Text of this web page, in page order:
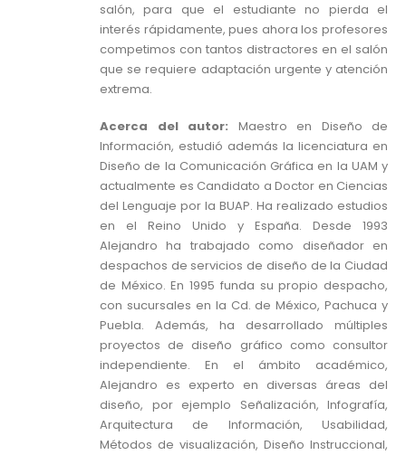
salón, para que el estudiante no pierda el
interés rápidamente, pues ahora los profesores
competimos con tantos distractores en el salón
que se requiere adaptación urgente y atención
extrema.
Acerca del autor: Maestro en Diseño de
Información, estudió además la licenciatura en
Diseño de la Comunicación Gráfica en la UAM y
actualmente es Candidato a Doctor en Ciencias
del Lenguaje por la BUAP. Ha realizado estudios
en el Reino Unido y España. Desde 1993
Alejandro ha trabajado como diseñador en
despachos de servicios de diseño de la Ciudad
de México. En 1995 funda su propio despacho,
con sucursales en la Cd. de México, Pachuca y
Puebla. Además, ha desarrollado múltiples
proyectos de diseño gráfico como consultor
independiente. En el ámbito académico,
Alejandro es experto en diversas áreas del
diseño, por ejemplo Señalización, Infografía,
Arquitectura de Información, Usabilidad,
Métodos de visualización, Diseño Instruccional,